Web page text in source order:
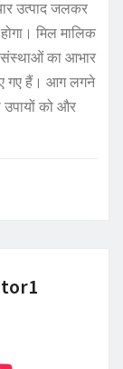
उत्पाद जलकर
मिल मालिक
संस्थाओं का आभार
गए हैं। आग लगने
को और